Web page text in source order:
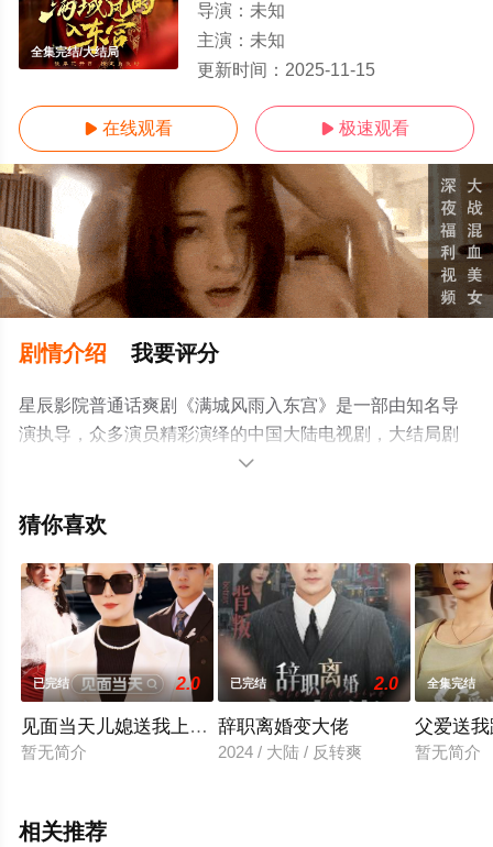
全集完结/大结局
导演： 未知
主演： 未知
更新时间： 2025-11-15
 在线观看  极速观看
剧情介绍 我要评分
星辰影院普通话爽剧《满城风雨入东宫》是一部由知名导
演执导，众多演员精彩演绎的中国大陆电视剧，大结局剧
情已揭晓（全集完结），手机免费观看高清未删减完整版
电视剧、电视猫或剧情网等平台了解。

猜你喜欢
已完结 2.0
见面当天儿媳送我上热搜
暂无简介
已完结 2.0
辞职离婚变大佬
2024 / 大陆 / 反转爽
全集完结
父爱送
暂无简介
相关推荐